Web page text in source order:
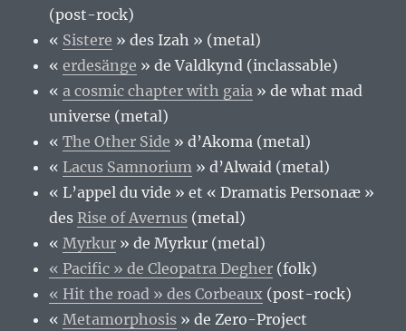
(post-rock)
« Sistere » des Izah » (metal)
«erdesänge » de Valdkynd (inclassable)
«a cosmic chapter with gaia » de what mad
universe (metal)
«The Other Side » d’Akoma (metal)
« Lacus Samnorium » d’Alwaid (metal)
« L’appel du vide » et « Dramatis Personaæ »
desRise of Avernus (metal)
«Myrkur » de Myrkur (metal)
« Pacific » de Cleopatra Degher (folk)
« Hit the road » des Corbeaux (post-rock)
«Metamorphosis » de Zero-Project